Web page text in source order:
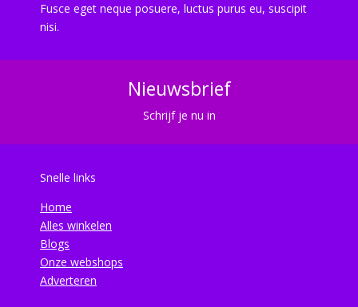
Fusce eget neque posuere, luctus purus eu, suscipit
nisi.
Nieuwsbrief
Schrijf je nu in
Snelle links
Home
Alles winkelen
Blogs
Onze webshops
Adverteren